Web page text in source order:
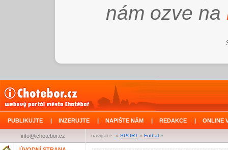
nám ozve na
PUBLIKUJTE | INZERUJTE | NAPIŠTE NÁM | REDAKCE | ONLINE
navigace: » SPORT » Fotbal »
info@ichotebor.cz